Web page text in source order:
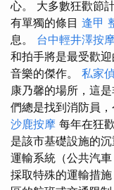
心。 大多數狂歡節
有單獨的條目 逢甲
息。 台中輕井澤按
和拍手將是最受歡
音樂的傑作。 私家
康乃馨的場所，這
們總是找到消防員
沙鹿按摩 每年在狂
是該市基礎設施的沉
運輸系統（公共汽
採取特殊的運輸措